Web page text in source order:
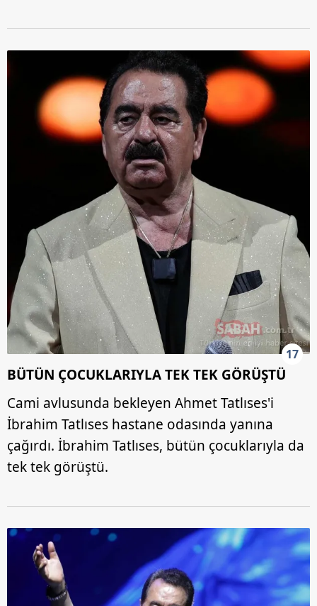
17
BÜTÜN ÇOCUKLARIYLA TEK TEK GÖRÜŞTÜ
Cami avlusunda bekleyen Ahmet Tatlıses'i
İbrahim Tatlıses hastane odasında yanına
çağırdı. İbrahim Tatlıses, bütün çocuklarıyla da
tek tek görüştü.